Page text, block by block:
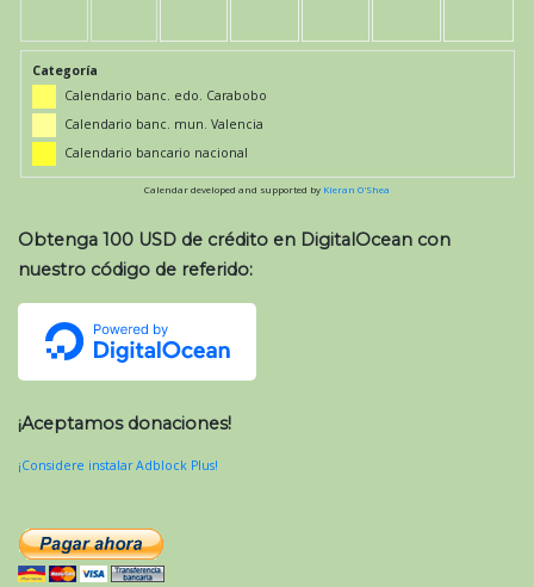
Categoría
Calendario banc. edo. Carabobo
Calendario banc. mun. Valencia
Calendario bancario nacional
Calendar developed and supported by Kieran O'Shea
Obtenga 100 USD de crédito en DigitalOcean con
nuestro código de referido:
¡Aceptamos donaciones!
¡Considere instalar Adblock Plus!